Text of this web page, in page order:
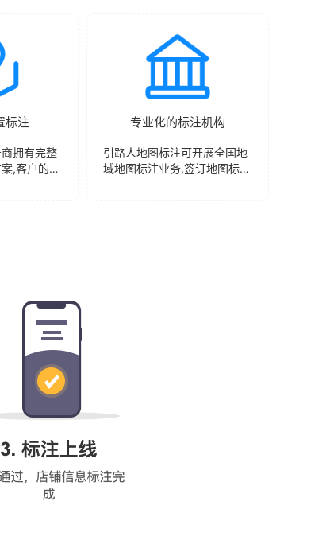
标注
拥有完整
,客户的标
专业化的标注机构
引路人地图标注可开展全国地
域地图标注业务,签订地图标注